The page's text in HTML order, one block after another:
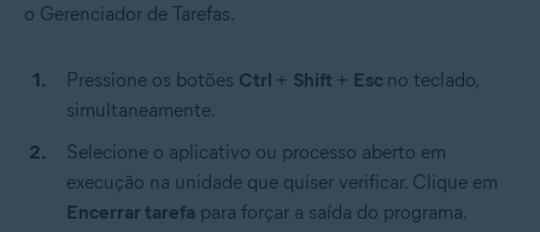
o Gerenciador de Tarefas.
Pressione os botões Ctrl + Shift + Esc no teclado,
simultaneamente.
Selecione o aplicativo ou processo aberto em
execução na unidade que quiser verificar. Clique em
Encerrar tarefa para forçar a saída do programa.